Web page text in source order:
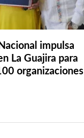
impulsa
La Guajira para
organizaciones